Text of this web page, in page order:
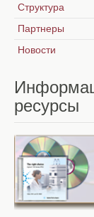
Структура
Партнеры
Новости
ресурсы